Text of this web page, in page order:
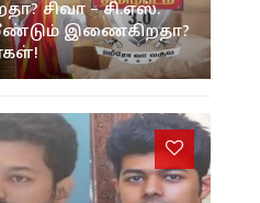
சிவா – சி.எஸ்.
இணைகிறதா?